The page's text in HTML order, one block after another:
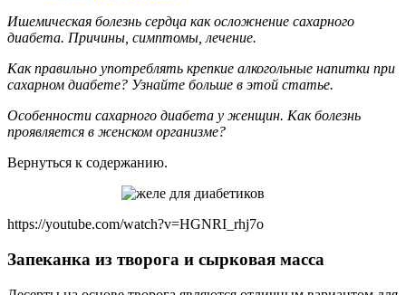
Ишемическая болезнь сердца как осложнение сахарного
диабета. Причины, симптомы, лечение.
Как правильно употреблять крепкие алкогольные напитки при
сахарном диабете? Узнайте больше в этой статье.
Особенности сахарного диабета у женщин. Как болезнь
проявляется в женском организме?
Вернуться к содержанию.
https://youtube.com/watch?v=HGNRI_rhj7o
Запеканка из творога и сырковая масса